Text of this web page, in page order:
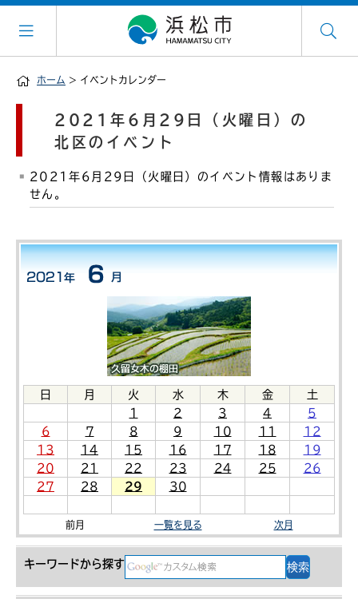
ホーム > イベントカレンダー
日 月 火 水 木 金
土
1
2 3 4
5
6
7 8 9 10 11
12
13
14 15 16 17 18
19
20
21 22 23 24 25
26
27
28 29 30
前月 一覧を見る 次月
キーワードから探す
2021年6月29日（火曜日）の
北区のイベント
2021年6月29日（火曜日）のイベント情報はありま
せん。